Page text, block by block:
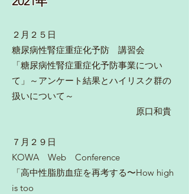
２月２５日
糖尿病性腎症重症化予防 講習会
「糖尿病性腎症重症化予防事業につい
て」～アンケート結果とハイリスク群の
扱いについて～
原口和貴
７月２９日
KOWA Web Conference
「高中性脂肪血症を再考する〜How high
is too